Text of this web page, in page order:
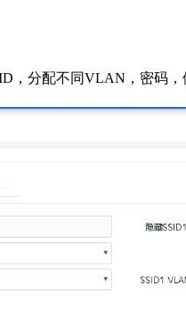
，分配不同VLAN，密码